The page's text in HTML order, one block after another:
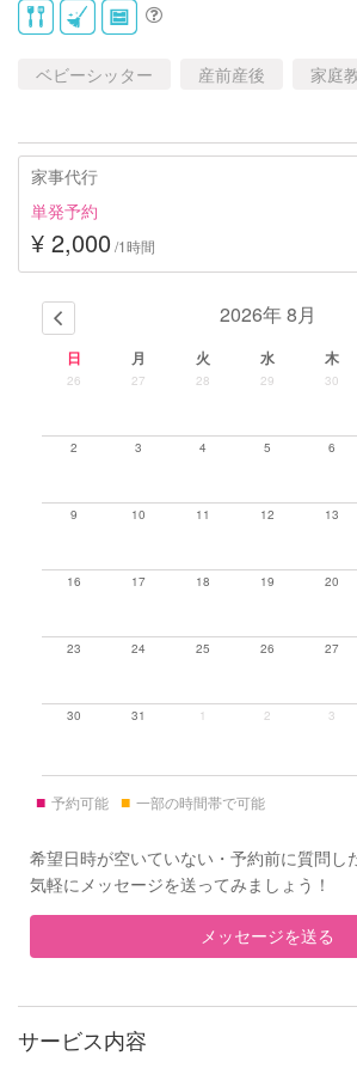
ベビーシッター 産前産後 家庭
家事代行
単発予約
¥ 2,000 /1時間
2026年 8月
日 月 火 水 木
26 27 28 29 30
2 3 4 5 6
9 10 11 12 13
16 17 18 19 20
23 24 25 26 27
30 31 1 2 3
■ 予約可能 ■ 一部の時間帯で可能
希望日時が空いていない・予約前に質問し
気軽にメッセージを送ってみましょう！
メッセージを送る
サービス内容